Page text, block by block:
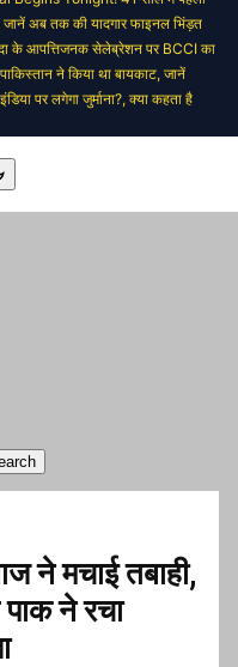
अब तक की यादगार फाइनल भिंड़त
के आपत्तिजनक सेलेब्रेशन पर BCCI का
ने किया था बायकाट, जानें
पर लगेगा जुर्माना?, क्या कहता है
ने मचाई तबाही,
ने रचा